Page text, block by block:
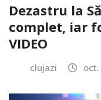
Dezastru la
complet, iar
VIDEO
clujazi